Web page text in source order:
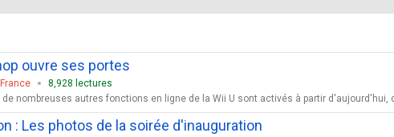
ouvre ses portes
8,928 lectures
de nombreuses autres fonctions en ligne de la Wii U sont activés à partir
: Les photos de la soirée d'inauguration